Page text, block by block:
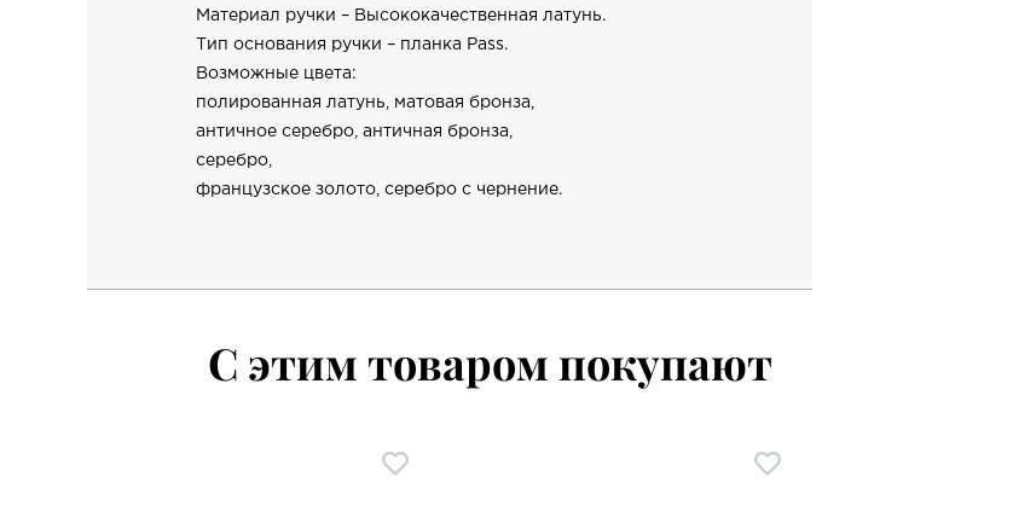
Материал ручки – Высококачественная латунь.
Тип основания ручки – планка Pass.
Возможные цвета:
полированная латунь, матовая бронза,
античное серебро, античная бронза,
серебро,
французское золото, серебро с чернение.
С этим товаром покупают